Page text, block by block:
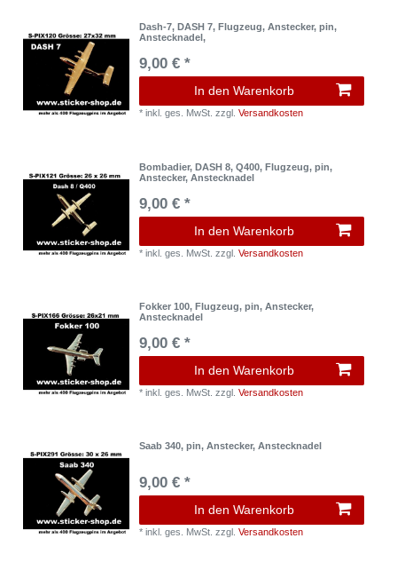
Dash-7, DASH 7, Flugzeug, Anstecker, pin,
Anstecknadel,
9,00 € *
In den Warenkorb
*inkl. ges. MwSt. zzgl.Versandkosten
Bombadier, DASH 8, Q400, Flugzeug, pin,
Anstecker, Anstecknadel
9,00 € *
In den Warenkorb
*inkl. ges. MwSt. zzgl.Versandkosten
Fokker 100, Flugzeug, pin, Anstecker,
Anstecknadel
9,00 € *
In den Warenkorb
*inkl. ges. MwSt. zzgl.Versandkosten
Saab 340, pin, Anstecker, Anstecknadel
9,00 € *
In den Warenkorb
*inkl. ges. MwSt. zzgl.Versandkosten